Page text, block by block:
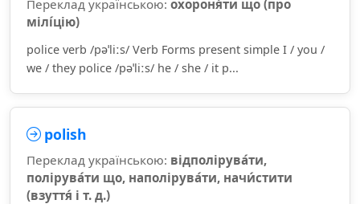
Переклад українською: охороня́ти що (про
мілі́цію)
police verb /pəˈliːs/ Verb Forms present simple I / you /
we / they police /pəˈliːs/ he / she / it p...
polish
Переклад українською: відполірува́ти,
полірува́ти що, наполірува́ти, начи́стити
(взуття́ і т. д.)